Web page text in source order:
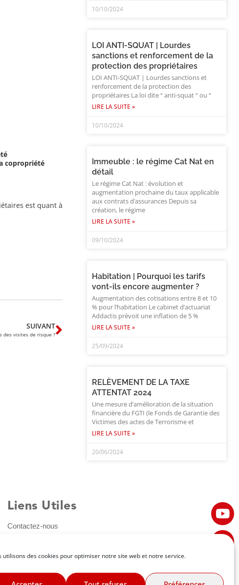
utilisons des cookies pour optimiser notre site web et notre service.
copropriété
est quant à
SUIVANT
des visites de risque ?
10/10/2024
LOI ANTI-SQUAT | Lourdes
sanctions et renforcement de la
protection des propriétaires
LOI ANTI-SQUAT | Lourdes sanctions et
renforcement de la protection des
propriétaires La loi dite “ anti-squat “ ou “
LIRE LA SUITE »
10/10/2024
Immeuble : le régime Cat Nat en
détail
Le régime Cat Nat : évolution et
augmentation prochaine du taux applicable
aux contrats d’assurances Depuis sa
création, le régime
LIRE LA SUITE »
09/10/2024
Habitation | Pourquoi les tarifs
vont-ils encore augmenter ?
Augmentation des cotisations entre 8 et 10
% pour l’habitation Le cabinet d’actuariat
Addactis prévoit une inflation de 5 %
LIRE LA SUITE »
25/09/2024
RELÈVEMENT DE LA TAXE
ATTENTAT 2024
Une mesure d’amélioration de la situation
financière du FGTI (le Fonds de Garantie des
Victimes des actes de Terrorisme et
LIRE LA SUITE »
20/06/2024
Demander
Liens Utiles
Contactez-nous
Charte de la Médiation
Politique en matière de cookies